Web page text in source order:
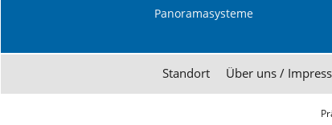
Panoramasysteme
Standort Über uns /